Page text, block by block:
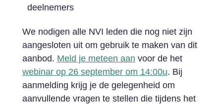
deelnemers
We nodigen alle NVI leden die nog niet zijn
aangesloten uit om gebruik te maken van dit
aanbod. Meld je meteen aan voor de het
webinar op 26 september om 14:00u. Bij
aanmelding krijg je de gelegenheid om
aanvullende vragen te stellen die tijdens het